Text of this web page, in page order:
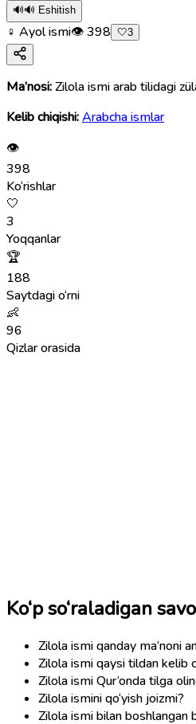
🔊🔊 Eshitish
♀ Ayol ismi👁398 🤍3
Ma’nosi:
Kelib chiqishi:Arabcha ismlar
👁
398
Ko‘rishlar
🤍
3
Yoqqanlar
🏆
188
Saytdagi o‘rni
👶
96
Qizlar orasida
Ko‘p so‘raladigan
Zilola ismi qanday ma’noni
Zilola ismi qaysi tildan kelib
Zilola ismi Qur’onda tilga
Zilola ismini qo‘yish joizmi?
Zilola ismi bilan boshlangan